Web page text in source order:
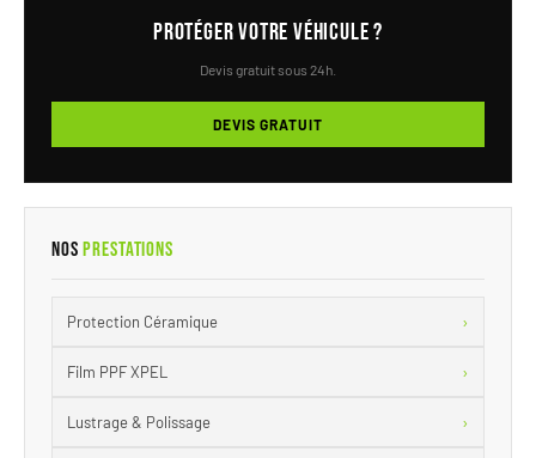
Protéger votre véhicule ?
Devis gratuit sous 24h.
DEVIS GRATUIT
NosPrestations
Protection Céramique ›
Film PPF XPEL ›
Lustrage & Polissage ›